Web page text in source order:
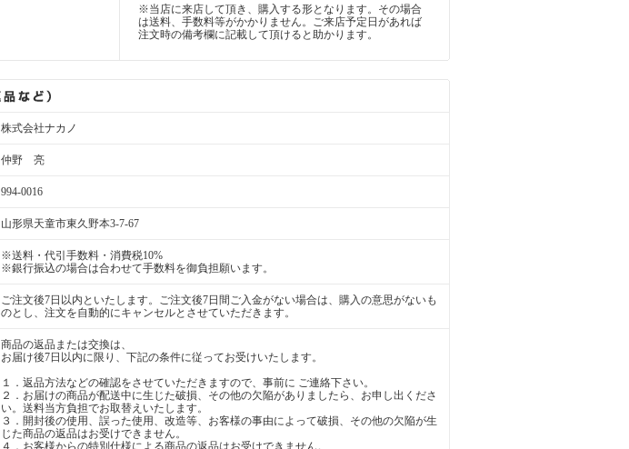
※当店に来店して頂き、購入する形となります。その場合
は送料、手数料等がかかりません。ご来店予定日があれば
注文時の備考欄に記載して頂けると助かります。
株式会社ナカノ
仲野 亮
994-0016
山形県天童市東久野本3-7-67
※送料・代引手数料・消費税10%
※銀行振込の場合は合わせて手数料を御負担願います。
ご注文後7日以内といたします。ご注文後7日間ご入金がない場合は、購入の意思がないも
のとし、注文を自動的にキャンセルとさせていただきます。
商品の返品または交換は、
お届け後7日以内に限り、下記の条件に従ってお受けいたします。
１．返品方法などの確認をさせていただきますので、事前に ご連絡下さい。
２．お届けの商品が配送中に生じた破損、その他の欠陥がありましたら、お申し出くださ
い。送料当方負担でお取替えいたします。
３．開封後の使用、誤った使用、改造等、お客様の事由によって破損、その他の欠陥が生
じた商品の返品はお受けできません。
４．お客様からの特別仕様による商品の返品はお受けできません。